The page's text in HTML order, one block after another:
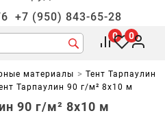
+7 (950) 843-65-28
0 0
материалы
Тент Тарпаулин
Тарпаулин 90 г/м² 8х10 м
90 г/м² 8х10 м